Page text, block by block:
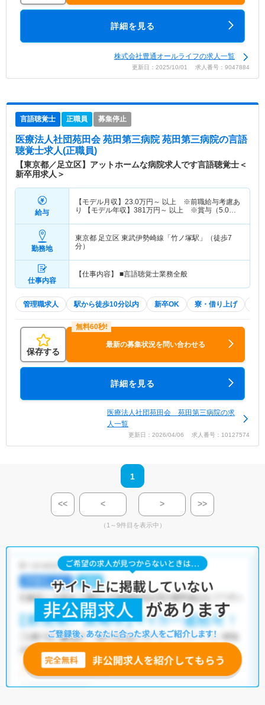
詳細を見る
株式会社豊通オールライフの求人一覧
更新日：2025/10/01 求人番号：9047884
言語聴覚士 正職員 募集停止
医療法人社団苑田会 苑田第三病院 苑田第三病院の言語
聴覚士求人(正職員)
【東京都／足立区】アットホームな病院求人です言語聴覚士＜
新卒用求人＞
給与
【モデル月収】 23.0万円～ 以上 ※前職給与考慮あ
り 【モデル年収】 381万円～ 以上 ※賞与（5.0か
勤務地
東京都 足立区 東武伊勢崎線「竹ノ塚駅」（徒歩7
分）
仕事内容
【仕事内容】 ■言語聴覚士業務全般
管理職求人 駅から徒歩10分以内 新卒OK 寮・借り上げ
保存する
最新の募集状況を問い合わせる
詳細を見る
医療法人社団苑田会 苑田第三病院の求
人一覧
更新日：2026/04/06 求人番号：10127574
1
<< < > >>
（1～9件目を表示中）